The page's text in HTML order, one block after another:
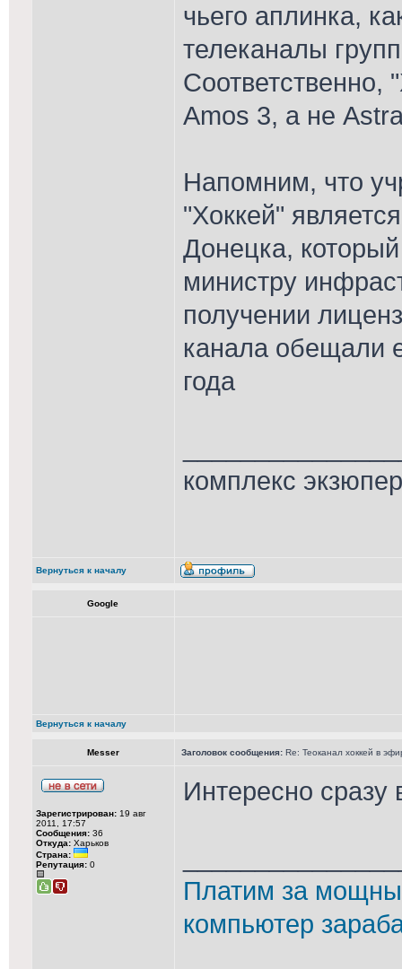
чьего аплинка,
телеканалы
Соответственно,
Amos 3, а не
Напомним, что
"Хоккей"
Донецка,
министру
получении
канала обещали
года
комплекс
Вернуться к началу
Google
Вернуться к началу
Messer Заголовок сообщения: Re: Теоканал хоккей в
Зарегистрирован: 19 авг
2011, 17:57
Сообщения: 36
Откуда: Харьков
Страна:
Репутация: 0
Интересно сразу
Платим за
компьютер